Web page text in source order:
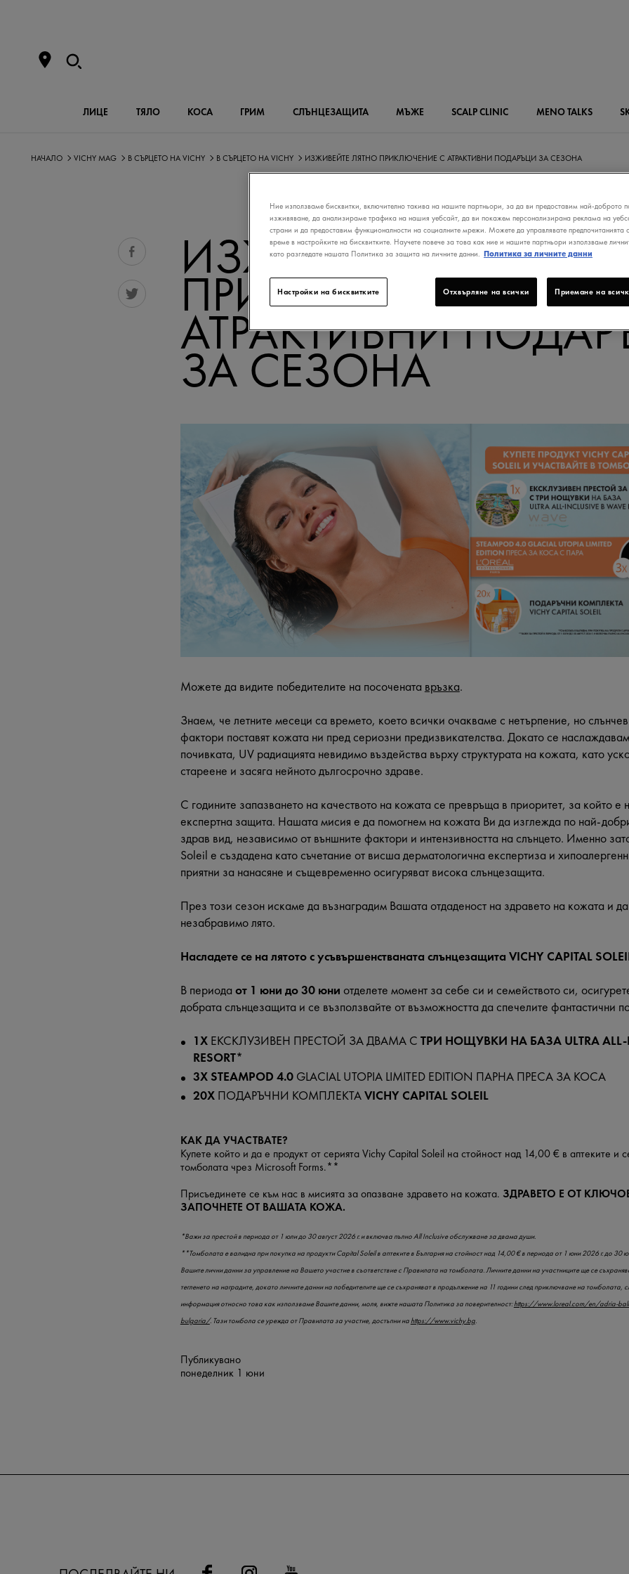
ЛИЦЕ ТЯЛО КОСА ГРИМ СЛЪНЦЕЗАЩИТА МЪЖЕ SCALPCLINIC MENOTALKS
НАЧАЛО VICHY MAG В СЪРЦЕТО НА VICHY В СЪРЦЕТО НА VICHY ИЗЖИВЕЙТЕ ЛЯТНО ПРИКЛЮЧЕНИЕ С АТРАКТИВНИ ПОДАРЪЦИ ЗА СЕЗОНА
ИЗЖИВЕЙТЕ ЛЯТНО
ПРИКЛЮЧЕНИЕ С
АТРАКТИВНИ
ЗА СЕЗОНА
Можете да видите победителите на посочената връзка.
Знаем, че летните месеци са времето, което всички очакваме с нетърпение, но
фактори поставят кожата ни пред сериозни предизвикателства. Докато се
почивката, UV радиацията невидимо въздейства върху структурата на кожата, като
стареене и засяга нейното дългосрочно здраве.
С годините запазването на качеството на кожата се превръща в приоритет, за който
експертна защита. Нашата мисия е да помогнем на кожата Ви да изглежда по най-
здрав вид, независимо от външните фактори и интензивността на слънцето. Именно
Soleil е създадена като съчетание от висша дерматологична експертиза и
приятни за нанасяне и същевременно осигуряват висока слънцезащита.
През този сезон искаме да възнаградим Вашата отдаденост на здравето на кожата и
незабравимо лято.
Насладете се на лятото с усъвършенстваната слънцезащита VICHY CAPITAL
В периода от 1 юни до 30 юни отделете момент за себе си и семейството си,
добрата слънцезащита и се възползвайте от възможността да спечелите фантастични
1X ЕКСКЛУЗИВЕН ПРЕСТОЙ ЗА ДВАМА С ТРИ НОЩУВКИ НА БАЗА ULTRA ALL-
RESORT*
3X STEAMPOD 4.0GLACIAL UTOPIA LIMITED EDITION ПАРНА ПРЕСА ЗА КОСА
20X ПОДАРЪЧНИ КОМПЛЕКТАVICHY CAPITAL SOLEIL
КАК ДА УЧАСТВАТЕ?
Купете който и да е продукт от серията Vichy Capital Soleil на стойност над 14,00 € в аптеките и
томболата чрез Microsoft Forms.**
Присъединете се към нас в мисията за опазване здравето на кожата. ЗДРАВЕТО Е ОТ
ЗАПОЧНЕТЕ ОТ ВАШАТА КОЖА.
*Важи за престой в периода от 1 юли до 30 август 2026 г. и включва пълно All Inclusive обслужване за двама души.
**Томболата е валидна при покупка на продукти Capital Soleil в аптеките в България на стойност над 14,00 € в периода от 1 юни 2026 г. до 30
Вашите лични данни за управление на Вашето участие в съответствие с Правилата на томболата. Личните данни на участниците ще се
тегленето на наградите, докато личните данни на победителите ще се съхраняват в продължение на 11 години след приключване на томболата,
информация относно това как използваме Вашите данни, моля, вижте нашата Политика за поверителност:https://www.loreal.com/en/adria-
bulgaria/. Тази томбола се урежда от Правилата за участие, достъпни на https://www.vichy.bg.
Публикувано
понеделник 1 юни
Ние използваме бисквитки, включително такива на нашите партньори, за да ви предоставим най-доброто
изживяване, да анализираме трафика на нашия уебсайт, да ви покажем персонализирана реклама на
страни и да предоставим функционалности на социалните мрежи. Можете да управлявате предпочитанията
време в настройките на бисквитките. Научете повече за това как ние и нашите партньори използваме
като разгледате нашата Политика за защита на личните данни. Политика за личните данни
Отхвърляне на всички Приемане на
Настройки на бисквитките